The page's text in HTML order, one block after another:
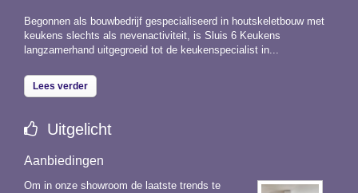
Begonnen als bouwbedrijf gespecialiseerd in houtskeletbouw met
keukens slechts als nevenactiviteit, is Sluis 6 Keukens
langzamerhand uitgegroeid tot de keukenspecialist in...
Lees verder
Uitgelicht
Aanbiedingen
Om in onze showroom de laatste trends te